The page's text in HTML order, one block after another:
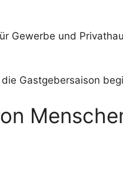
Gewerbe und
Gastgebersaison